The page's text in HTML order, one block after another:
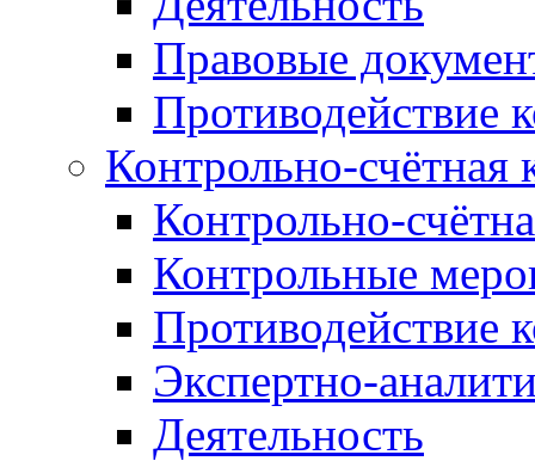
Правовые
Противодействие
Контрольно-счётная
Контрольно-
Контрольные
Противодействие
Экспертно-
Деятельность